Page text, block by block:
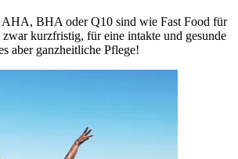
BHA oder Q10 sind wie Fast Food für
kurzfristig, für eine intakte und gesunde
aber ganzheitliche Pflege!